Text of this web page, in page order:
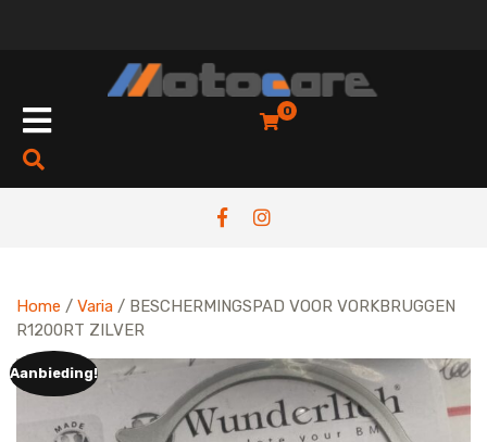
Open
0
Home / Varia / BESCHERMINGSPAD VOOR VORKBRUGGEN
R1200RT ZILVER
Aanbieding!